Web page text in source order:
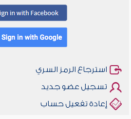
استرجاع الرمز السري
تسجيل عضو جديد
إعادة تفعيل حساب